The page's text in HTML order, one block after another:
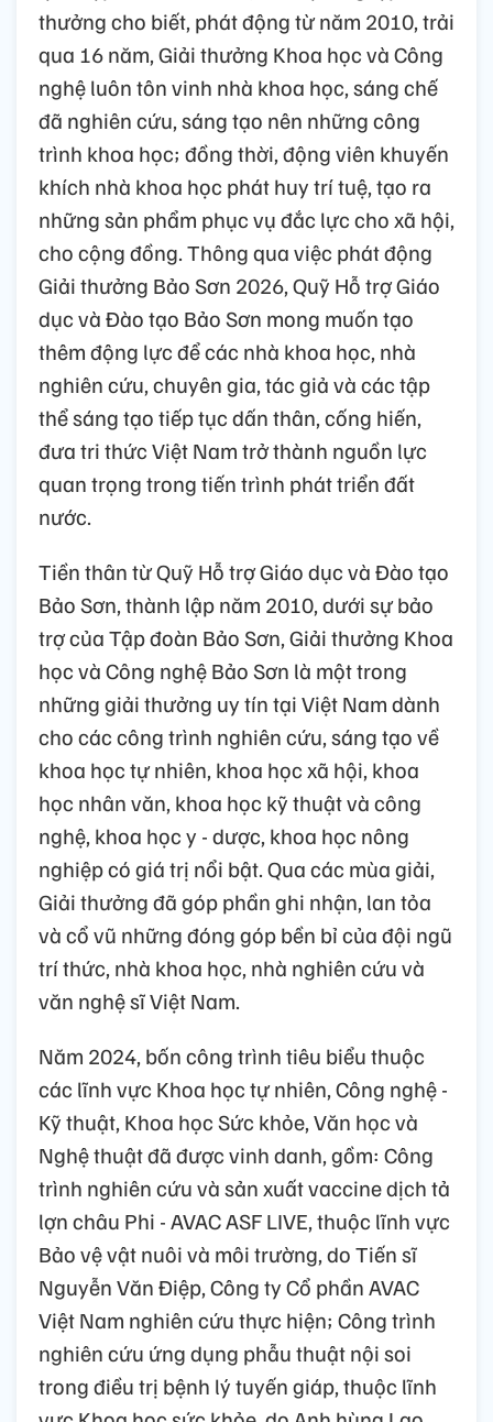
thưởng cho biết, phát động từ năm 2010, trải
qua 16 năm, Giải thưởng Khoa học và Công
nghệ luôn tôn vinh nhà khoa học, sáng chế
đã nghiên cứu, sáng tạo nên những công
trình khoa học; đồng thời, động viên khuyến
khích nhà khoa học phát huy trí tuệ, tạo ra
những sản phẩm phục vụ đắc lực cho xã hội,
cho cộng đồng. Thông qua việc phát động
Giải thưởng Bảo Sơn 2026, Quỹ Hỗ trợ Giáo
dục và Đào tạo Bảo Sơn mong muốn tạo
thêm động lực để các nhà khoa học, nhà
nghiên cứu, chuyên gia, tác giả và các tập
thể sáng tạo tiếp tục dấn thân, cống hiến,
đưa tri thức Việt Nam trở thành nguồn lực
quan trọng trong tiến trình phát triển đất
nước.
Tiền thân từ Quỹ Hỗ trợ Giáo dục và Đào tạo
Bảo Sơn, thành lập năm 2010, dưới sự bảo
trợ của Tập đoàn Bảo Sơn, Giải thưởng Khoa
học và Công nghệ Bảo Sơn là một trong
những giải thưởng uy tín tại Việt Nam dành
cho các công trình nghiên cứu, sáng tạo về
khoa học tự nhiên, khoa học xã hội, khoa
học nhân văn, khoa học kỹ thuật và công
nghệ, khoa học y - dược, khoa học nông
nghiệp có giá trị nổi bật. Qua các mùa giải,
Giải thưởng đã góp phần ghi nhận, lan tỏa
và cổ vũ những đóng góp bền bỉ của đội ngũ
trí thức, nhà khoa học, nhà nghiên cứu và
văn nghệ sĩ Việt Nam.
Năm 2024, bốn công trình tiêu biểu thuộc
các lĩnh vực Khoa học tự nhiên, Công nghệ -
Kỹ thuật, Khoa học Sức khỏe, Văn học và
Nghệ thuật đã được vinh danh, gồm: Công
trình nghiên cứu và sản xuất vaccine dịch tả
lợn châu Phi - AVAC ASF LIVE, thuộc lĩnh vực
Bảo vệ vật nuôi và môi trường, do Tiến sĩ
Nguyễn Văn Điệp, Công ty Cổ phần AVAC
Việt Nam nghiên cứu thực hiện; Công trình
nghiên cứu ứng dụng phẫu thuật nội soi
trong điều trị bệnh lý tuyến giáp, thuộc lĩnh